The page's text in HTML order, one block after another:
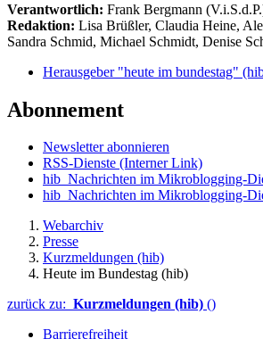
Verantwortlich: Frank Bergmann
Redaktion: Lisa Brüßler, Claudia Heine,
Sandra Schmid, Michael Schmidt, Denise
Herausgeber "heute im bundestag"
Abonnement
Newsletter abonnieren
RSS-Dienste (Interner Link)
hib_Nachrichten im Mikroblogging-
hib_Nachrichten im Mikroblogging-
Webarchiv
Presse
Kurzmeldungen (hib)
Heute im Bundestag (hib)
zurück zu: Kurzmeldungen (hib) ()
Barrierefreiheit